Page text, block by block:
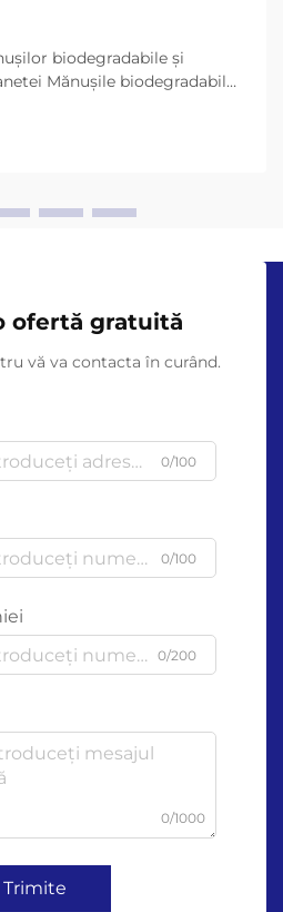
biodegradabile și
Mănușile biodegradabile
și descompunerii lor. -
ofertă gratuită
vă va contacta în curând.
0/100
0/100
0/200
0/1000
Trimite